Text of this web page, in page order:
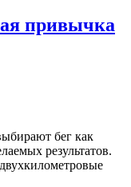
привычка
бег как
результатов.